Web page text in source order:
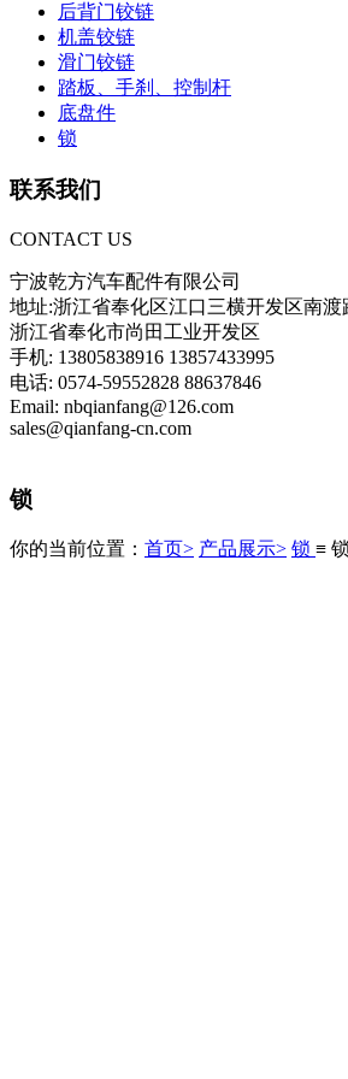
后背门铰链
机盖铰链
滑门铰链
踏板、手刹、控制杆
底盘件
锁
联系我们
CONTACT US
宁波乾方汽车配件有限公司
地址:浙江省奉化区江口三横开发区南渡
浙江省奉化市尚田工业开发区
手机: 13805838916 13857433995
电话: 0574-59552828 88637846
Email: nbqianfang@126.com
sales@qianfang-cn.com
锁
你的当前位置： 首页> 产品展示> 锁 ≡ 锁